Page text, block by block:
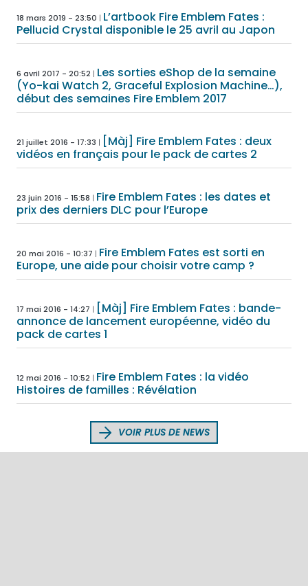
18 mars 2019 - 23:50
L’artbook Fire Emblem Fates :
Pellucid Crystal disponible le 25 avril au Japon
6 avril 2017 - 20:52
Les sorties eShop de la semaine
(Yo-kai Watch 2, Graceful Explosion Machine…),
début des semaines Fire Emblem 2017
21 juillet 2016 - 17:33
[Màj] Fire Emblem Fates : deux
vidéos en français pour le pack de cartes 2
23 juin 2016 - 15:58
Fire Emblem Fates : les dates et
prix des derniers DLC pour l’Europe
20 mai 2016 - 10:37
Fire Emblem Fates est sorti en
Europe, une aide pour choisir votre camp ?
17 mai 2016 - 14:27
[Màj] Fire Emblem Fates : bande-
annonce de lancement européenne, vidéo du
pack de cartes 1
12 mai 2016 - 10:52
Fire Emblem Fates : la vidéo
Histoires de familles : Révélation
VOIR PLUS DE NEWS